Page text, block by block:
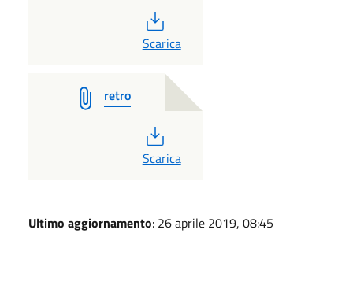
PDF
Scarica
retro
PDF
Scarica
Ultimo aggiornamento: 26 aprile 2019, 08:45